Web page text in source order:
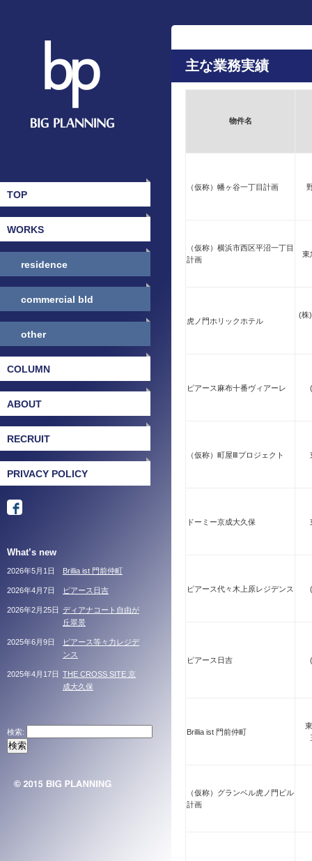
TOP
WORKS
residence
commercial bld
other
COLUMN
ABOUT
RECRUIT
PRIVACY POLICY
What’s new
Brillia ist 門前仲町
2026年5月1日
ピアース日吉
2026年4月7日
ディアナコート自由が
丘翠景
2026年2月25日
ピアース等々力レジデ
ンス
2025年6月9日
THE CROSS SITE 京
成大久保
2025年4月17日
検索:
主な業務実績
物件名
（仮称）幡ヶ谷一丁目計画
（仮称）横浜市西区平沼一丁目
計画
東
虎ノ門ホリックホテル
(株
ピアース麻布十番ヴィアーレ
（仮称）町屋Ⅲプロジェクト
ドーミー京成大久保
ピアース代々木上原レジデンス
ピアース日吉
Brillia ist 門前仲町
（仮称）グランベル虎ノ門ビル
計画